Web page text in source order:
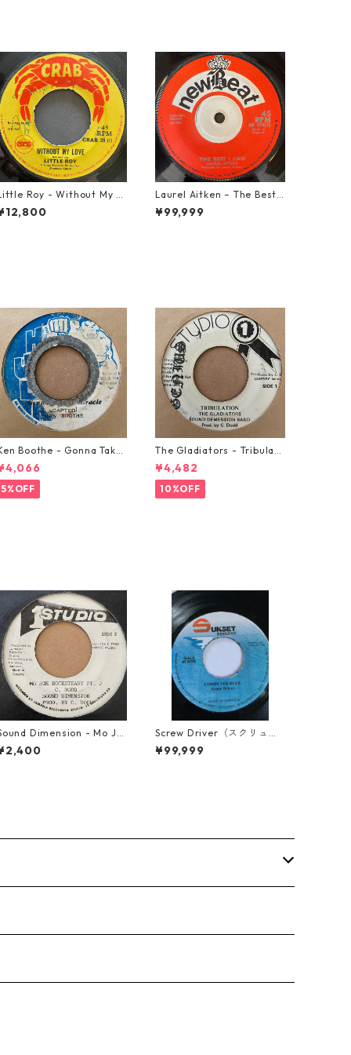
Roy - Without My L
【7-21990】
Laurel Aitken ‎– The Best I
Can【7-22012】
¥99,999
Boothe - Gonna Take
Miracle【7-21362】
5%OFF
The Gladiators - Tribulati
on【7-21365】
¥4,482
10%OFF
Dimension - Mo Jo
Rock Steady【7-21087】
Screw Driver（スクリュー
ドライバー） - Computer
Rule【7'】
¥99,999